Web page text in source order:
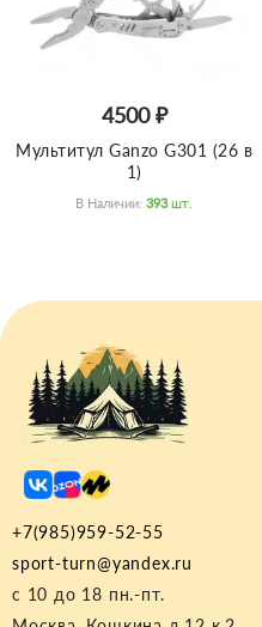
4500 ₽
Мультитул Ganzo G301 (26 в
1)
В Наличии: 393 Шт.
+7(985)959-52-55
sport-turn@yandex.ru
с 10 до 18 пн.-пт.